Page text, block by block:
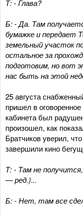
Т: - Глава?
Б: - Да. Там
бумажке и передает
земельный участок
остальное за
подготовим, но вот
нас быть на этой
25 августа
пришел в
кабинета был
произошел, как
Братчиков уверил,
завершили кино
Т: - Там не
— ред.)...
Б: - Нет, там все